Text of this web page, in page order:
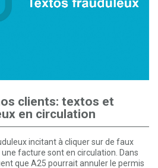
clients: textos et
en circulation
incitant à cliquer sur de faux
facture sont en circulation. Dans
que A25 pourrait annuler le permis